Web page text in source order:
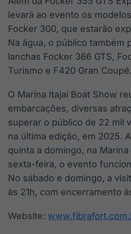
levará ao evento os
Focker 300, que estarão
Na água, o público também
lanchas Focker 366 GTS,
Turismo e F420 Gran Coupé.
O Marina Itajaí Boat Show
embarcações, diversas
superar o público de 22 mil
na última edição, em 2025.
quinta a domingo, na
sexta-feira, o evento
No sábado e domingo, a
às 21h, com encerramento
Website: